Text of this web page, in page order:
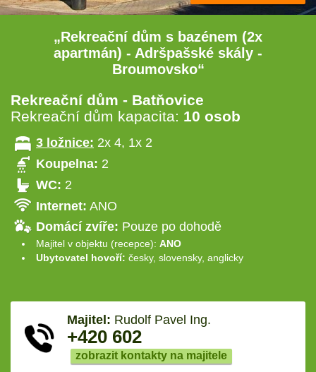
„Rekreační dům s bazénem (2x
apartmán) - Adršpašské skály -
Broumovsko“
Rekreační dům - Batňovice
Rekreační dům kapacita: 10 osob
3 ložnice: 2x 4, 1x 2
Koupelna: 2
WC: 2
Internet: ANO
Domácí zvíře: Pouze po dohodě
Majitel v objektu (recepce): ANO
Ubytovatel hovoří: česky, slovensky, anglicky
Majitel: Rudolf Pavel Ing.
+420 602
zobrazit kontakty na majitele